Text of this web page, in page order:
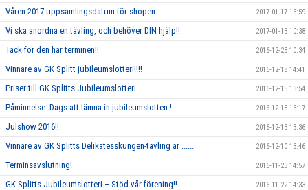
Våren 2017 uppsamlingsdatum för shopen 2017-01-17 15:59
Vi ska anordna en tävling, och behöver DIN hjälp!! 2017-01-13 10:38
Tack för den här terminen!! 2016-12-23 10:34
Vinnare av GK Splitt jubileumslotteri!!!! 2016-12-18 14:41
Priser till GK Splitts Jubileumslotteri 2016-12-15 13:54
Påminnelse: Dags att lämna in jubileumslotten ! 2016-12-13 15:17
Julshow 2016!! 2016-12-13 13:36
Vinnare av GK Splitts Delikatesskungen-tävling är ...... 2016-12-10 13:46
Terminsavslutning! 2016-11-23 14:57
GK Splitts Jubileumslotteri – Stöd vår förening!! 2016-11-22 14:33